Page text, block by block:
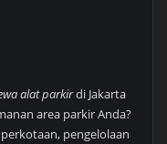
alat parkirdi Jakarta
area parkir Anda?
pengelolaan